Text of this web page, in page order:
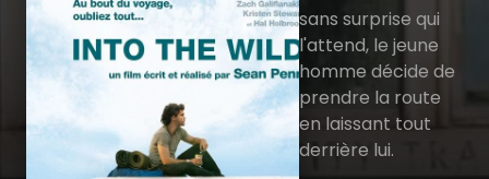
sans surprise qui
l'attend, le jeune
homme décide de
prendre la route
en laissant tout
derrière lui.